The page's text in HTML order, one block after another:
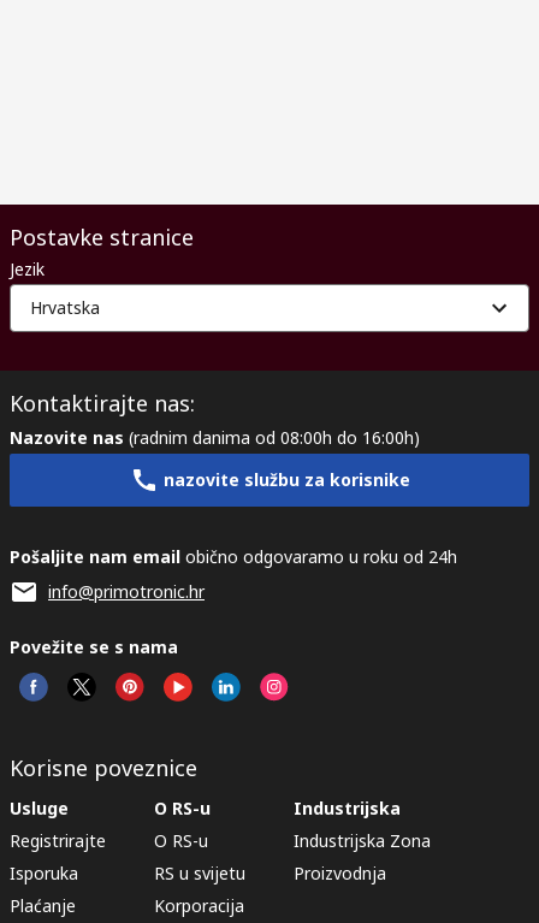
Postavke stranice
Jezik
Hrvatska
Kontaktirajte nas:
Nazovite nas (radnim danima od 08:00h do 16:00h)
nazovite službu za korisnike
Pošaljite nam email obično odgovaramo u roku od 24h
info@primotronic.hr
Povežite se s nama
Korisne poveznice
Usluge
Registrirajte
Isporuka
Plaćanje
O RS-u
O RS-u
RS u svijetu
Korporacija
Industrijska
Industrijska Zona
Proizvodnja